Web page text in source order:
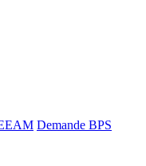
Demande BPS